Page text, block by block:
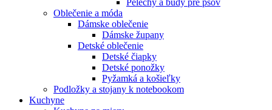
Oblečenie a móda
Dámske oblečenie
Dámske župany
Detské oblečenie
Detské čiapky
Detské ponožky
Pyžamká a košieľky
Podložky a stojany k notebookom
Kuchyne